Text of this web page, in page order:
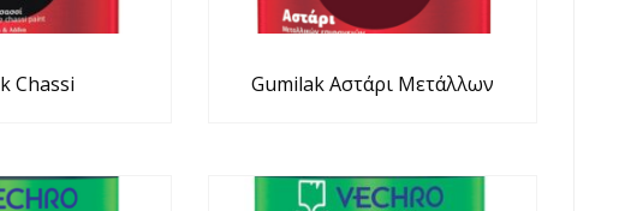
Chassi Gumilak Αστάρι Μετάλλων